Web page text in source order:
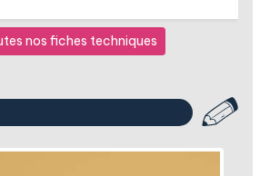
nos fiches techniques